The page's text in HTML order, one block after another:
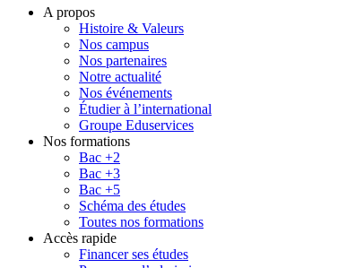
A propos
Histoire & Valeurs
Nos campus
Nos partenaires
Notre actualité
Nos événements
Étudier à l’international
Groupe Eduservices
Nos formations
Bac +2
Bac +3
Bac +5
Schéma des études
Toutes nos formations
Accès rapide
Financer ses études